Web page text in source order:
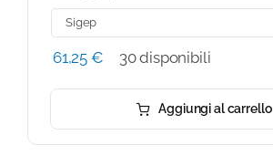
61,25 € 30 disponibili
Aggiungi al carrello